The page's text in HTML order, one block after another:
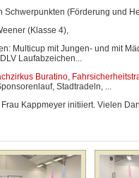
Schwerpunkten (Förderung und
(Klasse 4),
Multicup mit Jungen- und mit
Laufabzeichen...
Buratino,
Stadtradeln, ...
Kappmeyer initiiert. Vielen